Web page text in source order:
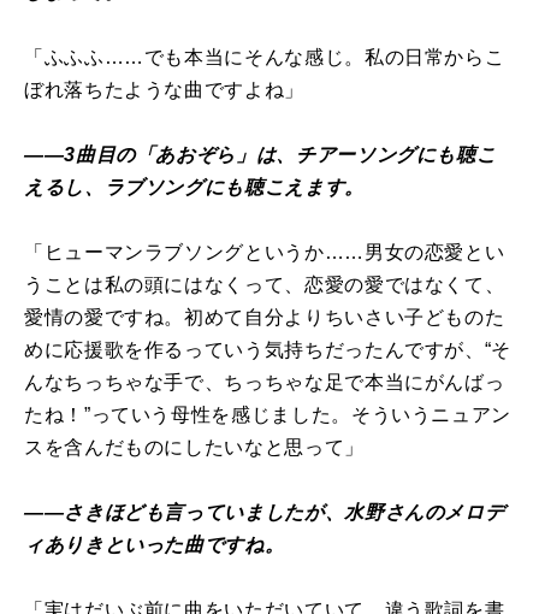
「ふふふ……でも本当にそんな感じ。私の日常からこ
ぼれ落ちたような曲ですよね」
――3曲目の「あおぞら」は、チアーソングにも聴こ
えるし、ラブソングにも聴こえます。
「ヒューマンラブソングというか……男女の恋愛とい
うことは私の頭にはなくって、恋愛の愛ではなくて、
愛情の愛ですね。初めて自分よりちいさい子どものた
めに応援歌を作るっていう気持ちだったんですが、“そ
んなちっちゃな手で、ちっちゃな足で本当にがんばっ
たね！”っていう母性を感じました。そういうニュアン
スを含んだものにしたいなと思って」
――さきほども言っていましたが、水野さんのメロデ
ィありきといった曲ですね。
「実はだいぶ前に曲をいただいていて、違う歌詞を書